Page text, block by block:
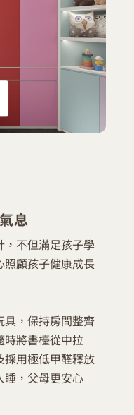
息
，不但滿足孩子學
顧孩子健康成長
具，保持房間整齊
時將書檯從中拉
採用極低甲醛釋放
睡，父母更安心